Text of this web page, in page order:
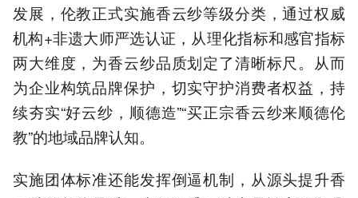
发展，伦教正式实施香云纱等级分类，通过权威
机构+非遗大师严选认证，从理化指标和感官指标
两大维度，为香云纱品质划定了清晰标尺。从而
为企业构筑品牌保护，切实守护消费者权益，持
续夯实“好云纱，顺德造”“买正宗香云纱来顺德伦
教”的地域品牌认知。
实施团体标准还能发挥倒逼机制，从源头提升香